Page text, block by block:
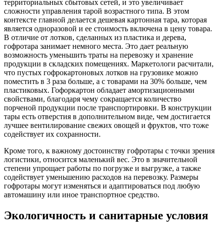
территориальных сбытовых сетей, и это увеличивает
сложности управления тарой возрастного типа. В этом
контексте главной делается дешевая картонная тара, которая
является одноразовой и ее стоимость включена в цену товара.
В отличие от лотков, сделанных из пластика и дерева,
гофротара занимает немного места. Это дает реальную
возможность уменьшить траты на перевозку и хранение
продукции в складских помещениях. Маркетологи расчитали,
что пустых гофрокартоновых лотков на грузовике можно
поместить в 3 раза больше, а с товарами на 30% больше, чем
пластиковых. Гофоркартон обладает амортизационными
свойствами, благодаря чему сокращается количество
порченой продукции после транспортировки. В конструкции
тары есть отверстия в дополнительном виде, чем достигается
лучшее вентилирование свежих овощей и фруктов, что тоже
содействует их сохранности.
Кроме того, к важному достоинству гофротары с точки зрения
логистики, относится маленький вес. Это в значительной
степени упрощает работы по погрузке и выгрузке, а также
содействует уменьшению расходов на перевозку. Размеры
гофротары могут изменяться и адаптироваться под любую
автомашину или иное транспортное средство.
Экологичность и санитарные условия